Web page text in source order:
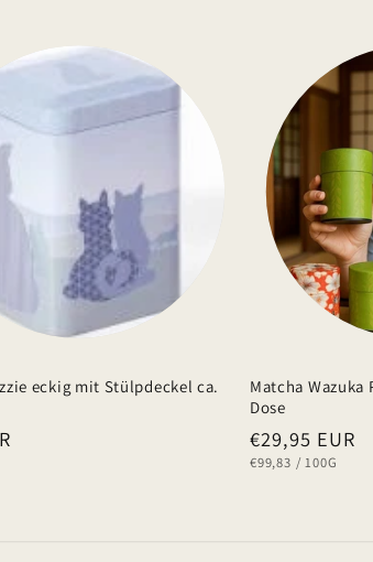
eckig mit Stülpdeckel ca.
Matcha
Dose
Normaler
Preis
€29,95 EUR
GRUNDPREIS
€99,83 / PRO
100G